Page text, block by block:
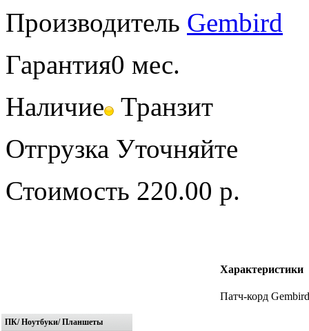
Производитель Gembird
Гарантия0 мес.
Наличие Транзит
Отгрузка Уточняйте
Стоимость 220.00 р.
Характеристики
Патч-корд
ПК/ Ноутбуки/ Планшеты